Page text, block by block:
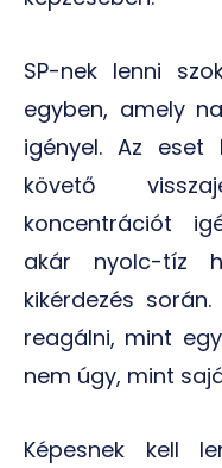
SP-nek lenni
egyben, amely
igényel. Az eset
követő
koncentrációt
akár nyolc-tíz
kikérdezés
reagálni, mint
nem úgy, mint
Képesnek kell